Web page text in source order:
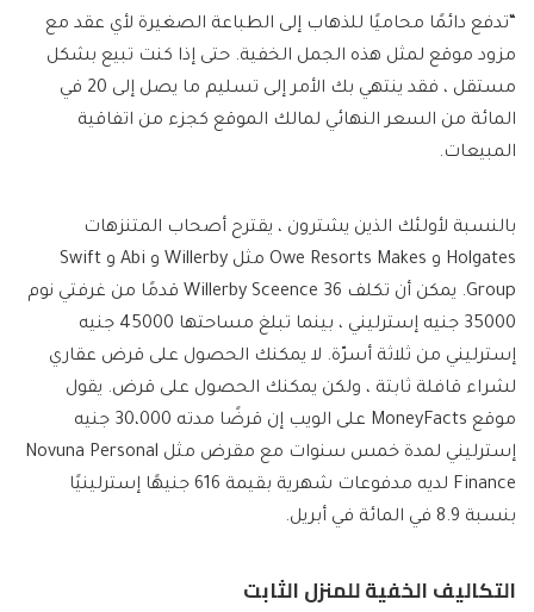
“تدفع دائمًا محاميًا للذهاب إلى الطباعة الصغيرة لأي عقد مع
مزود موقع لمثل هذه الجمل الخفية. حتى إذا كنت تبيع بشكل
مستقل ، فقد ينتهي بك الأمر إلى تسليم ما يصل إلى 20 في
المائة من السعر النهائي لمالك الموقع كجزء من اتفاقية
المبيعات.
بالنسبة لأولئك الذين يشترون ، يقترح أصحاب المتنزهات
Holgates و Owe Resorts Makes مثل Willerby و Abi و Swift
Group. يمكن أن تكلف Willerby Sceence 36 قدمًا من غرفتي نوم
35000 جنيه إسترليني ، بينما تبلغ مساحتها 45000 جنيه
إسترليني من ثلاثة أسرّة. لا يمكنك الحصول على قرض عقاري
لشراء قافلة ثابتة ، ولكن يمكنك الحصول على قرض. يقول
موقع MoneyFacts على الويب إن قرضًا مدته 30،000 جنيه
إسترليني لمدة خمس سنوات مع مقرض مثل Novuna Personal
Finance لديه مدفوعات شهرية بقيمة 616 جنيهًا إسترلينيًا
بنسبة 8.9 في المائة في أبريل.
التكاليف الخفية للمنزل الثابت